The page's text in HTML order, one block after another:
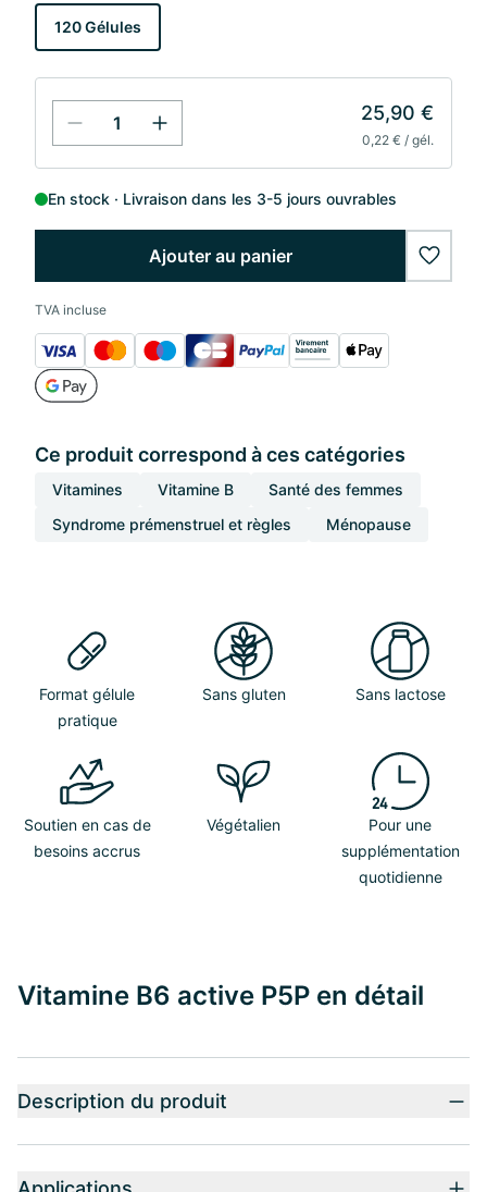
120 Gélules
25,90 €
0,22 € / gél.
En stock Livraison dans les 3-5 jours ouvrables
Ajouter au panier
TVA incluse
Ce produit correspond à ces catégories
Vitamines Vitamine B
Santé des femmes
Syndrome prémenstruel et règles
Ménopause
Format gélule
pratique
Sans gluten Sans lactose
Soutien en cas de
besoins accrus
Végétalien
Pour une
supplémentation
quotidienne
Vitamine B6 active P5P en détail
Description du produit